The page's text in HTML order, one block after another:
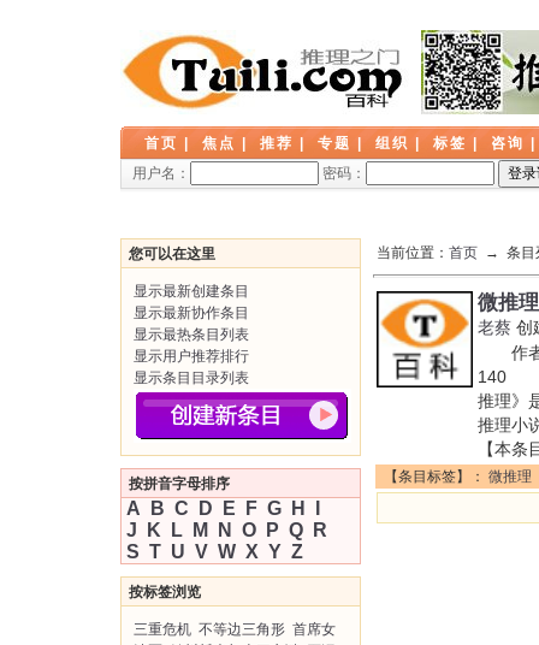
首页 焦点 推荐 专题 组织 标签 咨询
用户名：
密码：
您可以在这里
显示最新创建条目
显示最新协作条目
显示最热条目列表
显示用户推荐排行
显示条目目录列表
按拼音字母排序
A B C D E F G H
J
K L M N O P Q
R
S T U V W X Y Z
按标签浏览
三重危机 不等边三角形 首席女
当前位置： 首页 → 条目
微推理
老蔡 创
作者
140
推理》
推理
【本条
【条目标签】： 微推理